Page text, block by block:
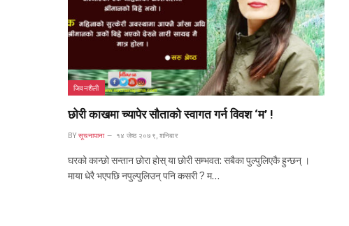
जिवनशैली
छोरी काखमा च्यापेर सौताको स्वागत गर्न विवश ‘म’ !
BY सूचनापाना १४ जेष्ठ २०७९, शनिबार
घरको कान्छो सन्तान छोरा होस् या छोरी सम्भवत: सबैका पुल्पुलिएकै हुन्छन् ।
माया धेरै भएपछि नपुल्पुलिउन् पनि कसरी ? म…